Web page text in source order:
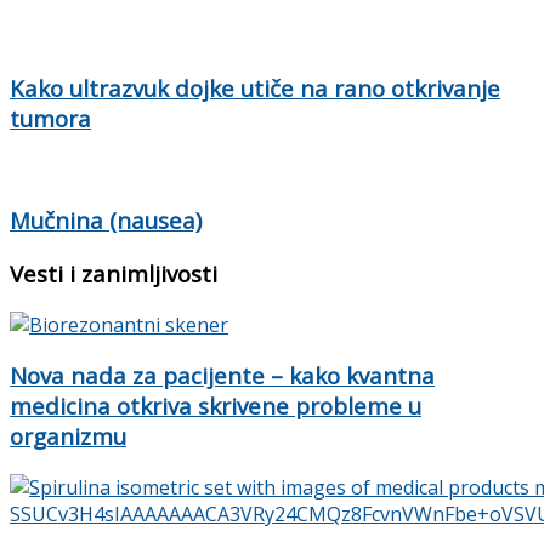
Kako ultrazvuk dojke utiče na rano otkrivanje
tumora
Mučnina (nausea)
Vesti i zanimljivosti
Nova nada za pacijente – kako kvantna
medicina otkriva skrivene probleme u
organizmu